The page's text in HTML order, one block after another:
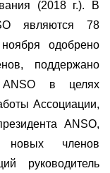
(2018 г.). В
являются 78
одобрено
поддержано
в целях
Ассоциации,
ANSO,
членов
руководитель